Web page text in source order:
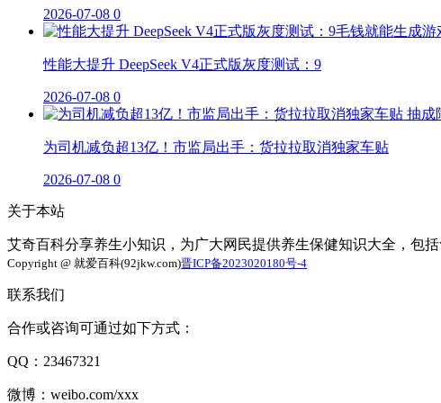
2026-07-08 0
性能大提升 DeepSeek V4正式版灰度测试：9
2026-07-08 0
为司机减负超13亿！市监局出手：货拉拉取消独家车贴
2026-07-08 0
关于本站
艾奇百科分享养生小知识，为广大网民提供养生保健知识大全，包
Copyright @ 就爱百科(92jkw.com)晋ICP备2023020180号-4
联系我们
合作或咨询可通过如下方式：
QQ：23467321
微博：weibo.com/xxx